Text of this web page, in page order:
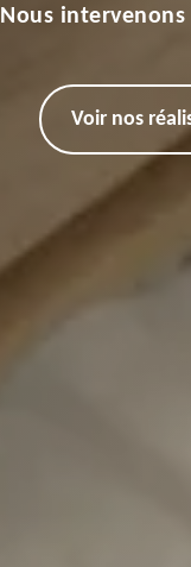
Nous
Voir nos